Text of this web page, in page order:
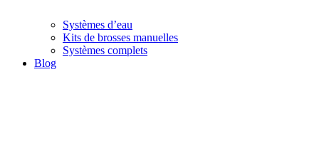
Systèmes d’eau
Kits de brosses manuelles
Systèmes complets
Blog